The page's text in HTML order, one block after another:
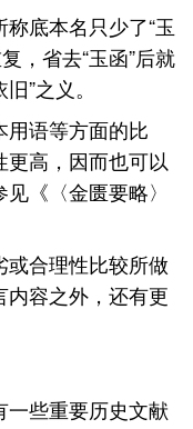
底本名只少了“玉
，省去“玉函”后就
”之义。
用语等方面的比
高，因而也可以
《〈金匮要略〉
合理性比较所做
容之外，还有更
一些重要历史文献